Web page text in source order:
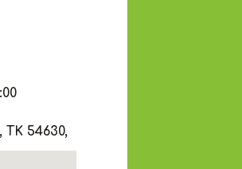
ΤΚ 54630,